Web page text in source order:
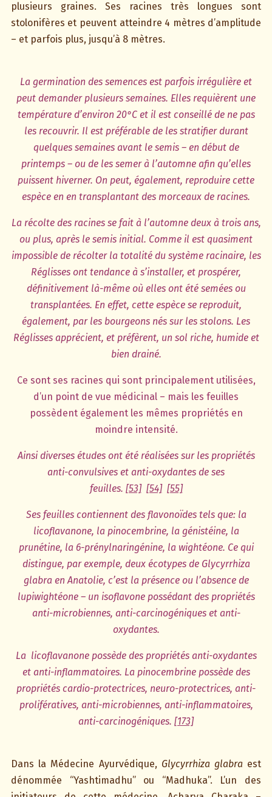
plusieurs graines. Ses racines très longues sont
stolonifères et peuvent atteindre 4 mètres d’amplitude
– et parfois plus, jusqu’à 8 mètres.
La germination des semences est parfois irrégulière et
peut demander plusieurs semaines. Elles requièrent une
température d’environ 20°C et il est conseillé de ne pas
les recouvrir. Il est préférable de les stratifier durant
quelques semaines avant le semis – en début de
printemps – ou de les semer à l’automne afin qu’elles
puissent hiverner. On peut, également, reproduire cette
espèce en en transplantant des morceaux de racines.
La récolte des racines se fait à l’automne deux à trois ans,
ou plus, après le semis initial. Comme il est quasiment
impossible de récolter la totalité du système racinaire, les
Réglisses ont tendance à s’installer, et prospérer,
définitivement là-même où elles ont été semées ou
transplantées. En effet, cette espèce se reproduit,
également, par les bourgeons nés sur les stolons. Les
Réglisses apprécient, et préfèrent, un sol riche, humide et
bien drainé.
Ce sont ses racines qui sont principalement utilisées,
d’un point de vue médicinal – mais les feuilles
possèdent également les mêmes propriétés en
moindre intensité.
Ainsi diverses études ont été réalisées sur les propriétés
anti-convulsives et anti-oxydantes de ses
feuilles. [53] [54] [55]
Ses feuilles contiennent des flavonoïdes tels que: la
licoflavanone, la pinocembrine, la génistéine, la
prunétine, la 6-prénylnaringénine, la wightéone. Ce qui
distingue, par exemple, deux écotypes de Glycyrrhiza
glabra en Anatolie, c’est la présence ou l’absence de
lupiwightéone – un isoflavone possédant des propriétés
anti-microbiennes, anti-carcinogéniques et anti-
oxydantes.
La licoflavanone possède des propriétés anti-oxydantes
et anti-inflammatoires. La pinocembrine possède des
propriétés cardio-protectrices, neuro-protectrices, anti-
prolifératives, anti-microbiennes, anti-inflammatoires,
anti-carcinogéniques. [173]
Dans la Médecine Ayurvédique, Glycyrrhiza glabraest
dénommée “Yashtimadhu” ou “Madhuka”. L’un des